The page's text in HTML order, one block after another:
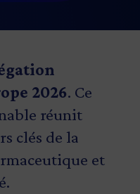
2026. Ce
réunit
clés de la
et